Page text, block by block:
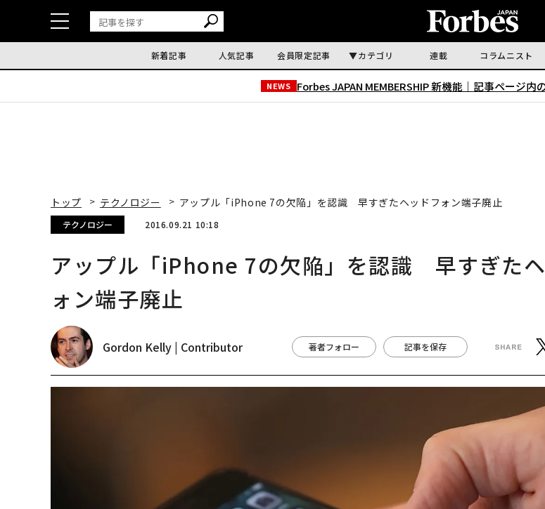
新着記事 人気記事 会員限定記事 カテゴリ 連載 コラムニスト
NEWS Forbes JAPAN MEMBERSHIP 新機能｜ 記事ページ内
トップ テクノロジー アップル「iPhone 7の欠陥」を認識 早すぎたヘッドフォン端子廃止
テクノロジー 2016.09.21 10:18
アップル「iPhone 7の欠陥」を認識 早すぎた
ォン端子廃止
Gordon Kelly | Contributor 著者フォロー 記事を保存